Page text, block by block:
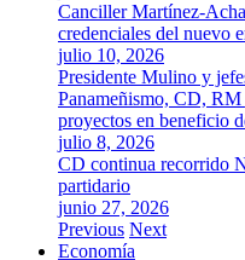
Canciller Martínez-
credenciales del nuevo
julio 10, 2026
Presidente Mulino y
Panameñismo, CD,
proyectos en beneficio
julio 8, 2026
CD continua recorrido
partidario
junio 27, 2026
Previous Next
Economía